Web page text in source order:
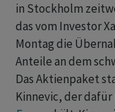
in Stockholm
das vom Investor
Montag die
Anteile an dem
Das Aktienpaket
Kinnevic, der